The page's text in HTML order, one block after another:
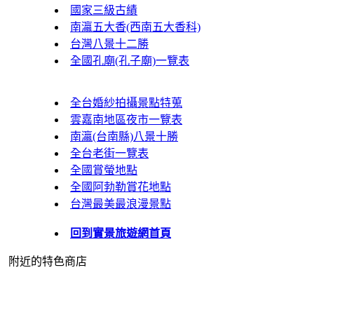
國家三級古績
南瀛五大香(西南五大香科)
台灣八景十二勝
全國孔廟(孔子廟)一覽表
全台婚紗拍攝景點特蒐
雲嘉南地區夜市一覽表
南瀛(台南縣)八景十勝
全台老街一覽表
全國賞螢地點
全國阿勃勒賞花地點
台灣最美最浪漫景點
回到實景旅遊網首頁
附近的特色商店